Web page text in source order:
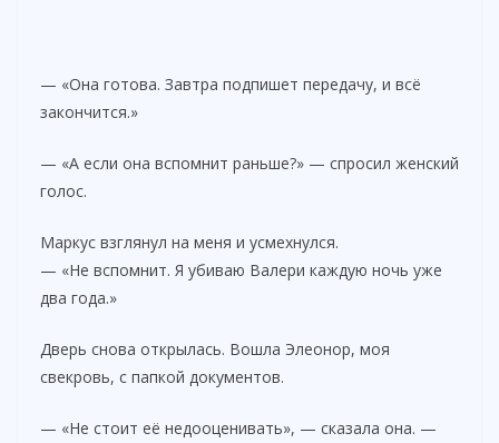
— «Она готова. Завтра подпишет передачу, и всё
закончится.»
— «А если она вспомнит раньше?» — спросил женский
голос.
Маркус взглянул на меня и усмехнулся.
— «Не вспомнит. Я убиваю Валери каждую ночь уже
два года.»
Дверь снова открылась. Вошла Элеонор, моя
свекровь, с папкой документов.
— «Не стоит её недооценивать», — сказала она. —